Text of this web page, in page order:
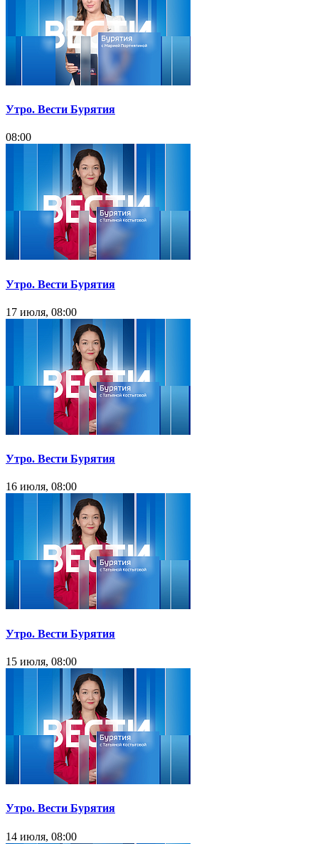
Утро. Вести Бурятия
08:00
Утро. Вести Бурятия
17 июля, 08:00
Утро. Вести Бурятия
16 июля, 08:00
Утро. Вести Бурятия
15 июля, 08:00
Утро. Вести Бурятия
14 июля, 08:00